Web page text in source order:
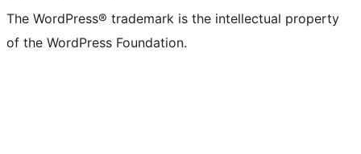
The WordPress® trademark is the intellectual property
of the WordPress Foundation.